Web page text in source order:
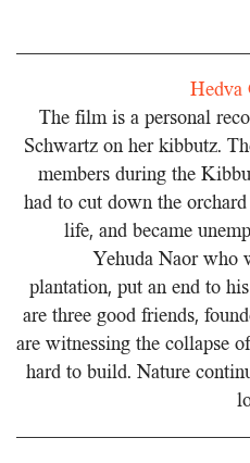
The film is a personal
Schwartz on her kibbutz.
members during the
had to cut down the
life, and became
Yehuda Naor who
plantation, put an end to
are three good friends,
are witnessing the collapse
hard to build. Nature